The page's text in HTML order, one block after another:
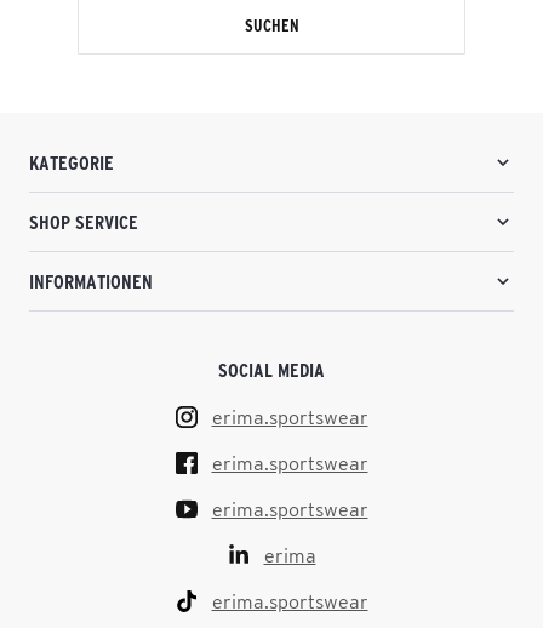
SUCHEN
KATEGORIE
SHOP SERVICE
INFORMATIONEN
SOCIAL MEDIA
erima.sportswear
erima.sportswear
erima.sportswear
erima
erima.sportswear